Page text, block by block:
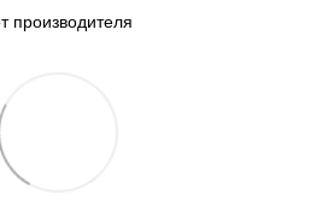
производителя